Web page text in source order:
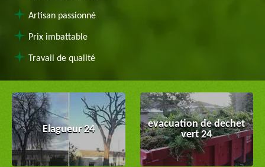
Artisan passionné
Prix imbattable
Travail de qualité
Elagueur 24
evacuation de dechet
vert 24